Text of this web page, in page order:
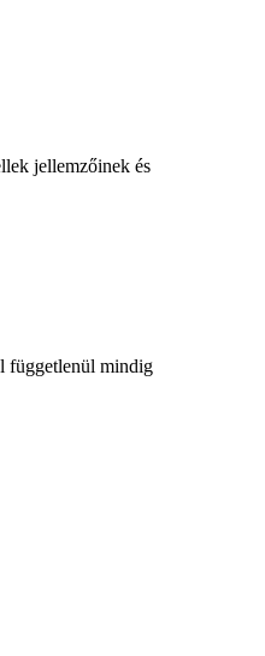
jellemzőinek és
függetlenül mindig